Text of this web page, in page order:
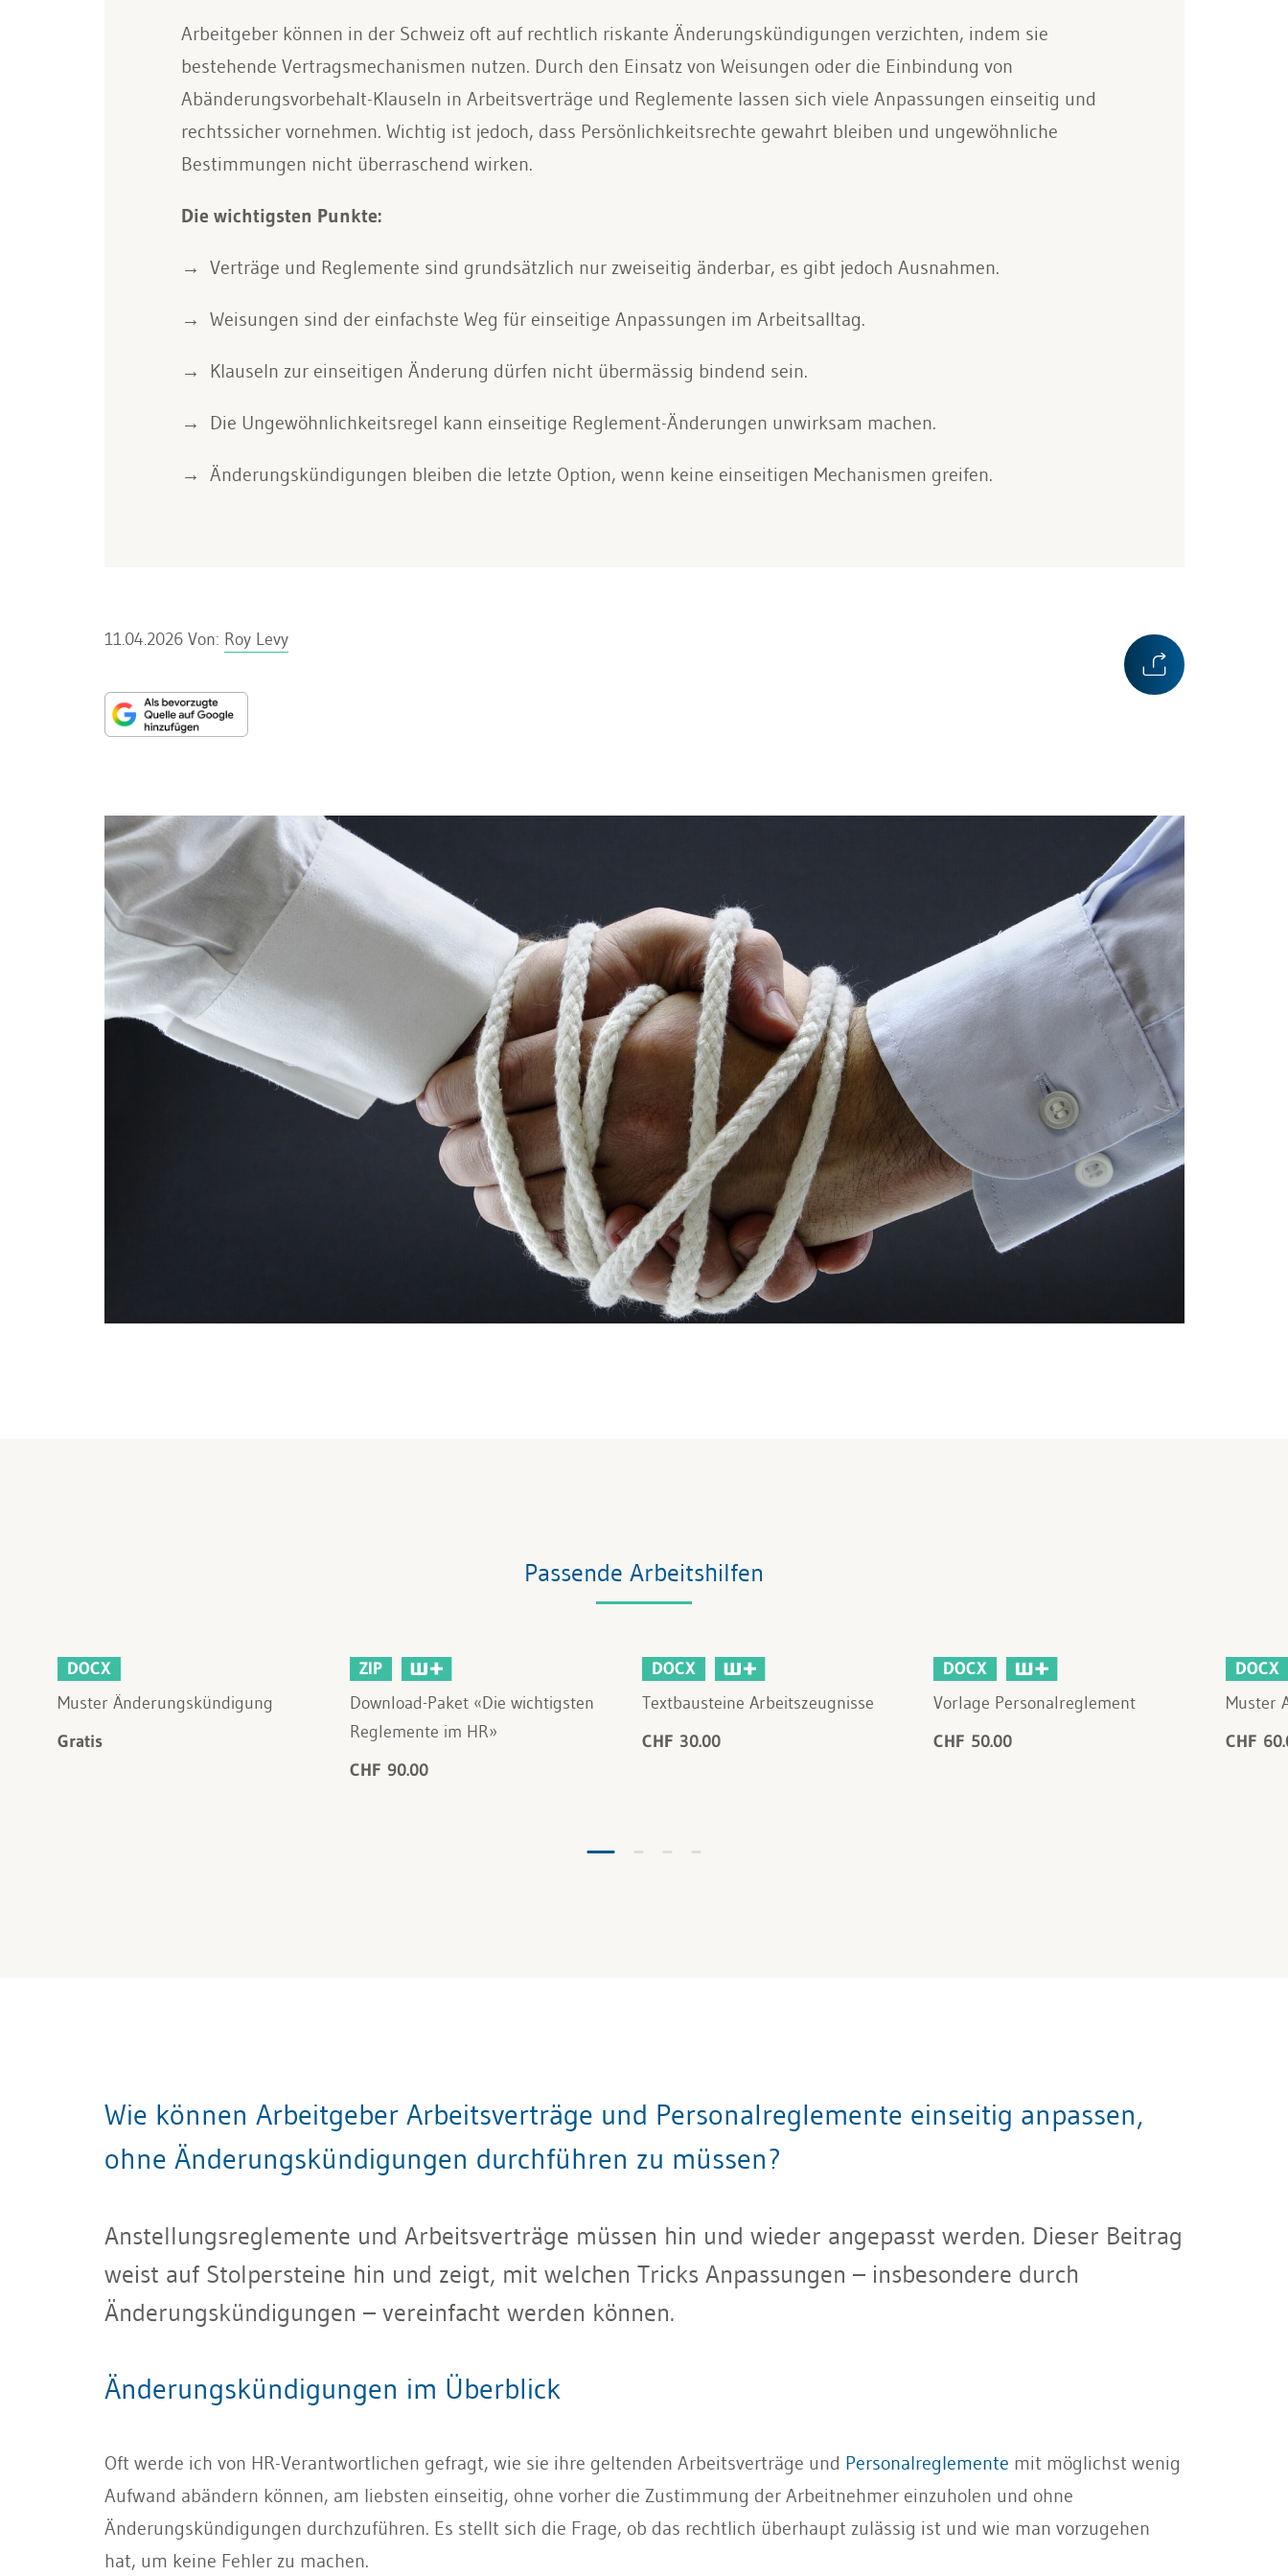
Arbeitgeber können in der Schweiz oft auf rechtlich riskante Änderungskündigungen verzichten, indem sie
bestehende Vertragsmechanismen nutzen. Durch den Einsatz von Weisungen oder die Einbindung von
Abänderungsvorbehalt-Klauseln in Arbeitsverträge und Reglemente lassen sich viele Anpassungen einseitig und
rechtssicher vornehmen. Wichtig ist jedoch, dass Persönlichkeitsrechte gewahrt bleiben und ungewöhnliche
Bestimmungen nicht überraschend wirken.
Die wichtigsten Punkte:
Verträge und Reglemente sind grundsätzlich nur zweiseitig änderbar, es gibt jedoch Ausnahmen.
Weisungen sind der einfachste Weg für einseitige Anpassungen im Arbeitsalltag.
Klauseln zur einseitigen Änderung dürfen nicht übermässig bindend sein.
Die Ungewöhnlichkeitsregel kann einseitige Reglement-Änderungen unwirksam machen.
Änderungskündigungen bleiben die letzte Option, wenn keine einseitigen Mechanismen greifen.
11.04.2026 Von: Roy Levy
Passende Arbeitshilfen
DOCX
Muster Änderungskündigung
Gratis
ZIP
Download-Paket «Die wichtigsten
Reglemente im HR»
CHF 90.00
DOCX
Textbausteine Arbeitszeugnisse
CHF 30.00
DOCX
Vorlage Personalreglement
CHF 50.00
DOCX
Muster
CHF
Wie können Arbeitgeber Arbeitsverträge und Personalreglemente einseitig anpassen,
ohne Änderungskündigungen durchführen zu müssen?
Anstellungsreglemente und Arbeitsverträge müssen hin und wieder angepasst werden. Dieser Beitrag
weist auf Stolpersteine hin und zeigt, mit welchen Tricks Anpassungen – insbesondere durch
Änderungskündigungen – vereinfacht werden können.
Änderungskündigungen im Überblick
Oft werde ich von HR-Verantwortlichen gefragt, wie sie ihre geltenden Arbeitsverträge und Personalreglemente mit möglichst wenig
Aufwand abändern können, am liebsten einseitig, ohne vorher die Zustimmung der Arbeitnehmer einzuholen und ohne
Änderungskündigungen durchzuführen. Es stellt sich die Frage, ob das rechtlich überhaupt zulässig ist und wie man vorzugehen
hat, um keine Fehler zu machen.